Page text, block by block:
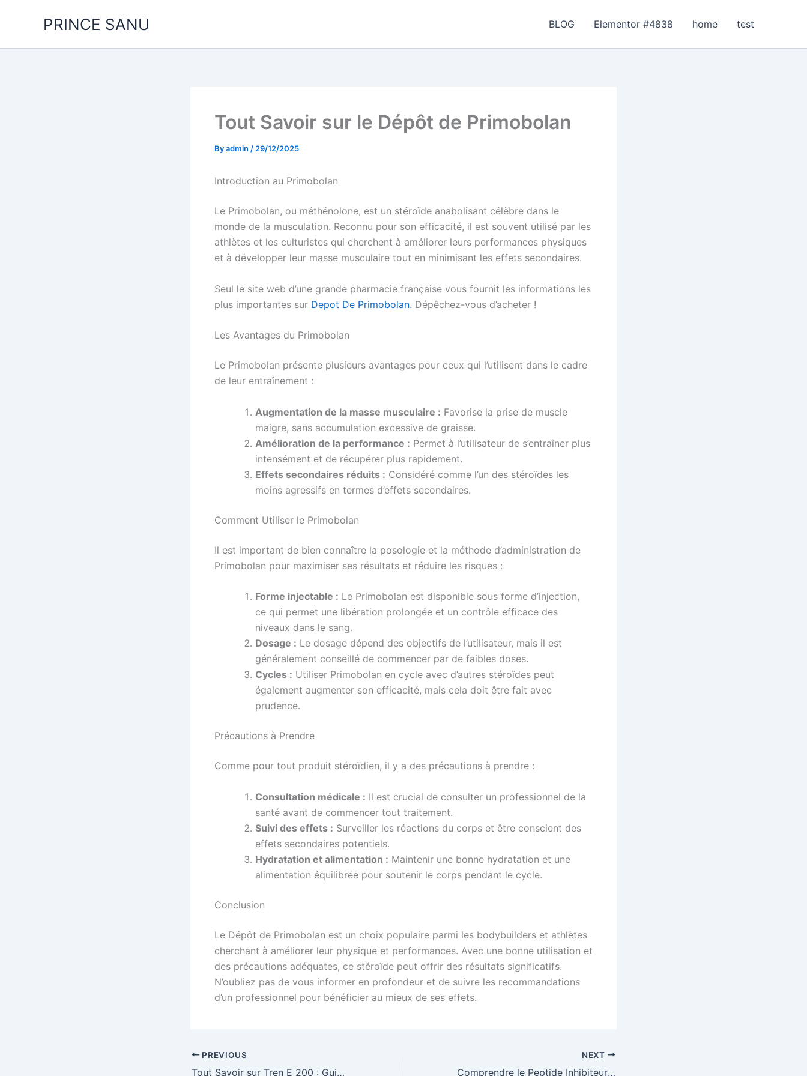
PRINCE SANU BLOG Elementor #4838 home test
Tout Savoir sur le Dépôt de Primobolan
Byadmin / 29/12/2025
Introduction au Primobolan
Le Primobolan, ou méthénolone, est un stéroïde anabolisant célèbre dans le
monde de la musculation. Reconnu pour son efficacité, il est souvent utilisé par les
athlètes et les culturistes qui cherchent à améliorer leurs performances physiques
et à développer leur masse musculaire tout en minimisant les effets secondaires.
Seul le site web d’une grande pharmacie française vous fournit les informations les
plus importantes sur Depot De Primobolan. Dépêchez-vous d’acheter !
Les Avantages du Primobolan
Le Primobolan présente plusieurs avantages pour ceux qui l’utilisent dans le cadre
de leur entraînement :
Augmentation de la masse musculaire : Favorise la prise de muscle
maigre, sans accumulation excessive de graisse.
Amélioration de la performance : Permet à l’utilisateur de s’entraîner plus
intensément et de récupérer plus rapidement.
Effets secondaires réduits : Considéré comme l’un des stéroïdes les
moins agressifs en termes d’effets secondaires.
Comment Utiliser le Primobolan
Il est important de bien connaître la posologie et la méthode d’administration de
Primobolan pour maximiser ses résultats et réduire les risques :
Forme injectable : Le Primobolan est disponible sous forme d’injection,
ce qui permet une libération prolongée et un contrôle efficace des
niveaux dans le sang.
Dosage : Le dosage dépend des objectifs de l’utilisateur, mais il est
généralement conseillé de commencer par de faibles doses.
Cycles : Utiliser Primobolan en cycle avec d’autres stéroïdes peut
également augmenter son efficacité, mais cela doit être fait avec
prudence.
Précautions à Prendre
Comme pour tout produit stéroïdien, il y a des précautions à prendre :
Consultation médicale : Il est crucial de consulter un professionnel de la
santé avant de commencer tout traitement.
Suivi des effets : Surveiller les réactions du corps et être conscient des
effets secondaires potentiels.
Hydratation et alimentation : Maintenir une bonne hydratation et une
alimentation équilibrée pour soutenir le corps pendant le cycle.
Conclusion
Le Dépôt de Primobolan est un choix populaire parmi les bodybuilders et athlètes
cherchant à améliorer leur physique et performances. Avec une bonne utilisation et
des précautions adéquates, ce stéroïde peut offrir des résultats significatifs.
N’oubliez pas de vous informer en profondeur et de suivre les recommandations
d’un professionnel pour bénéficier au mieux de ses effets.
PREVIOUS
Tout Savoir sur Tren E 200 : Guide Complet
NEXT
Comprendre le Peptide Inhibiteur de la Myostatine